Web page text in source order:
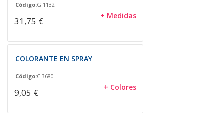
Código:G 1132
31,75 € + Medidas
COLORANTE EN SPRAY
Código:C 3680
9,05 € + Colores